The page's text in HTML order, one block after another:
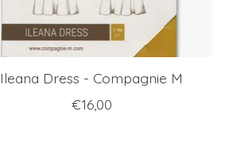
Ileana Dress - Compagnie M
€16,00